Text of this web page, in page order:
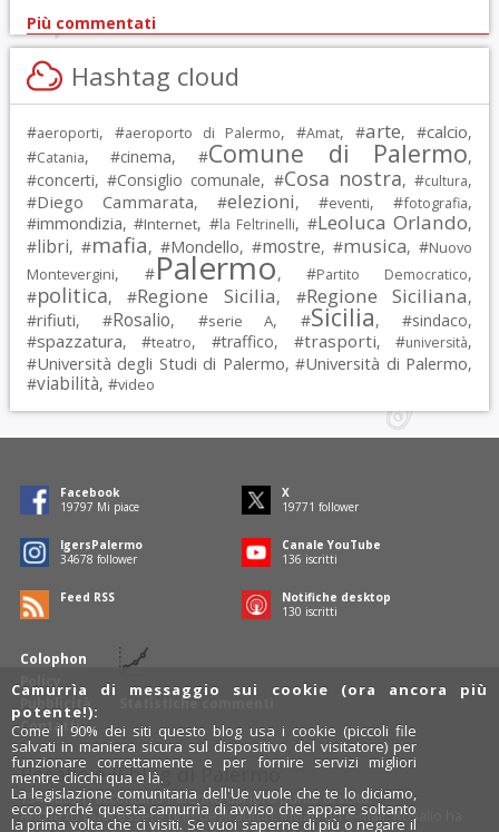
Più commentati
Hashtag cloud
#aeroporti, #aeroporto di Palermo, #Amat, #arte, #calcio,
#Catania, #cinema, #Comune di Palermo,
#concerti, #Consiglio comunale, #Cosa nostra, #cultura,
#Diego Cammarata, #elezioni, #eventi, #fotografia,
#immondizia, #Internet, #la Feltrinelli, #Leoluca Orlando,
#libri, #mafia, #Mondello, #mostre, #musica, #Nuovo
Montevergini, #Palermo, #Partito Democratico,
#politica, #Regione Sicilia, #Regione Siciliana,
#rifiuti, #Rosalio, #serie A, #Sicilia, #sindaco,
#spazzatura, #teatro, #traffico, #trasporti, #università,
#Università degli Studi di Palermo, #Università di Palermo,
#viabilità, #video
Colophon
Policy
Pubblicità
Contatti
Statistiche commenti
Facebook
19797 Mi piace
X
19771 follower
IgersPalermo
34678 follower
Canale YouTube
136 iscritti
Feed RSS
Notifiche desktop
130 iscritti
Rosalio è il blog di Palermo
754 autoriraccontano Palermo dal loro punto di vista.
Anche tu puoi essere uno degli autori: inviaci un' e-mail. Rosalio ha
Camurrìa di messaggio sui cookie (ora ancora più
potente!):
Come il 90% dei siti questo blog usa i cookie (piccoli file
salvati in maniera sicura sul dispositivo del visitatore) per
funzionare correttamente e per fornire servizi migliori
mentre clicchi qua e là.
La legislazione comunitaria dell'Ue vuole che te lo diciamo,
ecco perché questa camurrìa di avviso che appare soltanto
la prima volta che ci visiti. Se vuoi saperne di più o negare il